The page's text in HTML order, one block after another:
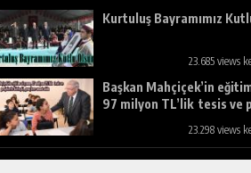
Kurtuluş Bayramımız
23.685 views
Başkan Mahçiçek’in
97 milyon TL’lik tesis ve
23.298 views